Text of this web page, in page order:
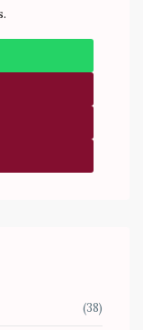
(38)